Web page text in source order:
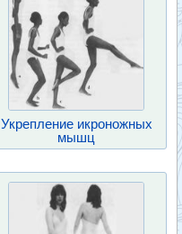
Укрепление икроножных
мышц